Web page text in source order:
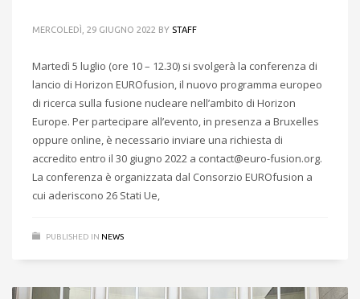
MERCOLEDÌ, 29 GIUGNO 2022 BY STAFF
Martedì 5 luglio (ore 10 – 12.30) si svolgerà la conferenza di
lancio di Horizon EUROfusion, il nuovo programma europeo
di ricerca sulla fusione nucleare nell’ambito di Horizon
Europe. Per partecipare all’evento, in presenza a Bruxelles
oppure online, è necessario inviare una richiesta di
accredito entro il 30 giugno 2022 a contact@euro-fusion.org.
La conferenza è organizzata dal Consorzio EUROfusion a
cui aderiscono 26 Stati Ue,
PUBLISHED IN NEWS